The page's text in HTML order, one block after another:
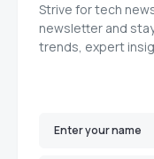
Strive for tech
newsletter and
trends, expert